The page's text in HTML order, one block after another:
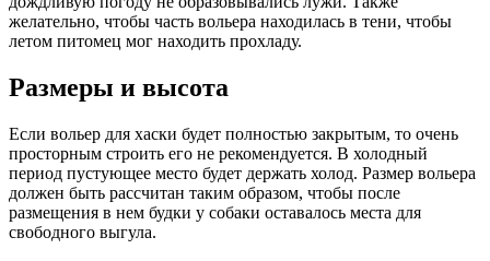
желательно, чтобы часть вольера находилась в тени, чтобы
летом питомец мог находить прохладу.
Размеры и высота
Если вольер для хаски будет полностью закрытым, то очень
просторным строить его не рекомендуется. В холодный
период пустующее место будет держать холод. Размер вольера
должен быть рассчитан таким образом, чтобы после
размещения в нем будки у собаки оставалось места для
свободного выгула.